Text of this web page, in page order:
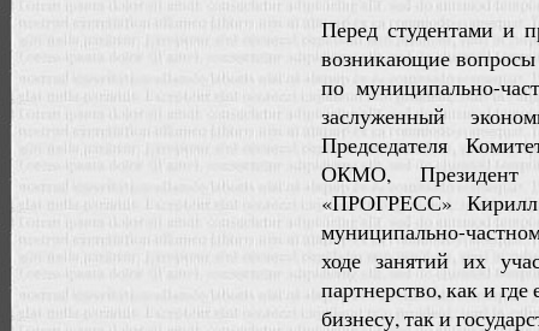
Перед студентами и
возникающие вопросы
по муниципально-
заслуженный
Председателя
ОКМО, Президент
«ПРОГРЕСС» Кирилл
муниципально-
ходе занятий их
партнерство, как и
бизнесу, так и